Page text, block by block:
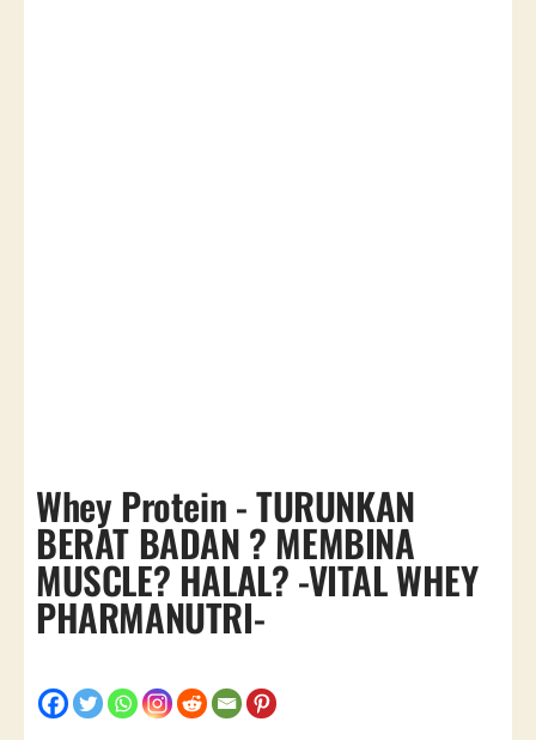
Whey Protein - TURUNKAN
BERAT BADAN ? MEMBINA
MUSCLE? HALAL? -VITAL WHEY
PHARMANUTRI-